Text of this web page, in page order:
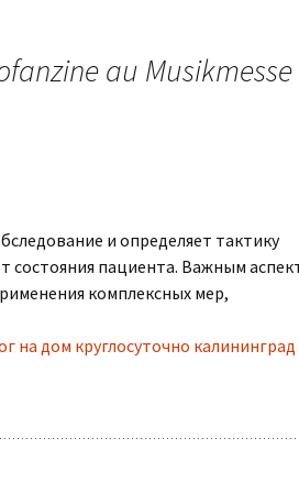
au Musikmesse
и определяет тактику
состояния пациента. Важным
комплексных мер,
на дом круглосуточно калининград